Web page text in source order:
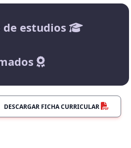
estudios
DESCARGAR FICHA CURRICULAR